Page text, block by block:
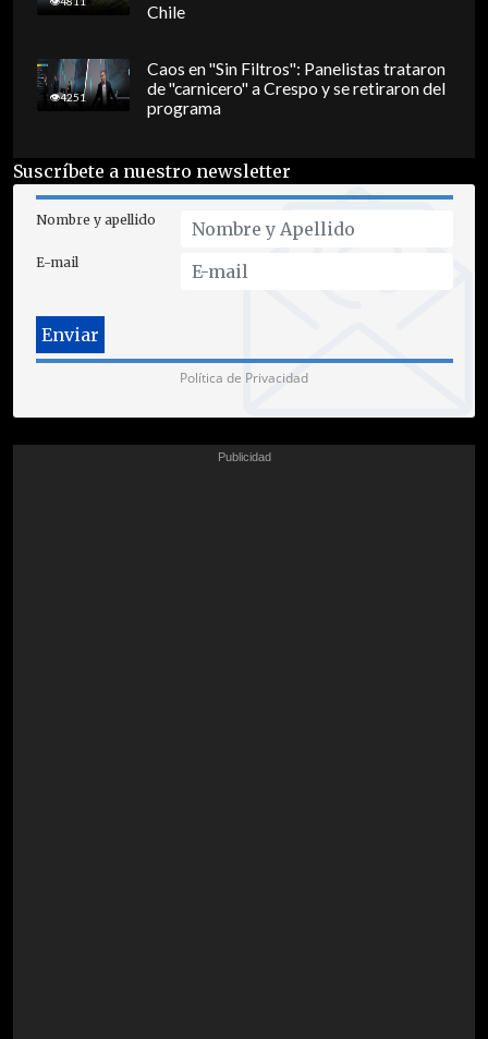
Chile
4251
Caos en "Sin Filtros": Panelistas trataron
de "carnicero" a Crespo y se retiraron del
programa
Suscríbete a nuestro newsletter
Nombre y apellido
E-mail
Política de Privacidad